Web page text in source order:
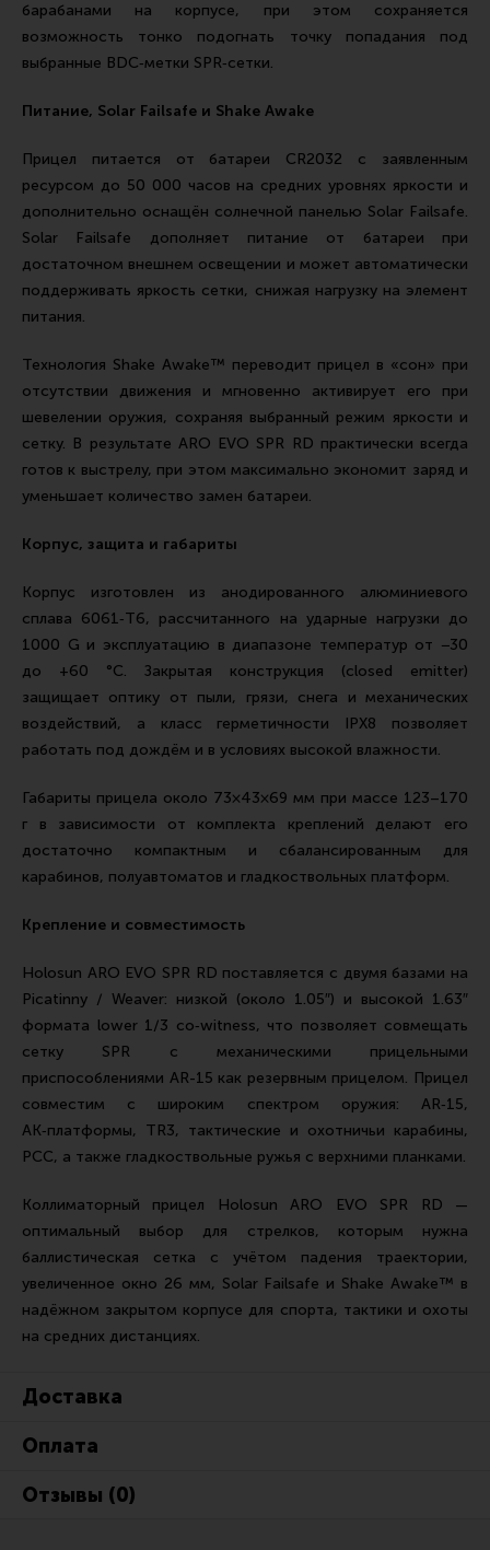
барабанами на корпусе, при этом сохраняется
возможность тонко подогнать точку попадания под
выбранные BDC‑метки SPR‑сетки.
Питание, Solar Failsafe и Shake Awake
Прицел питается от батареи CR2032 с заявленным
ресурсом до 50 000 часов на средних уровнях яркости и
дополнительно оснащён солнечной панелью Solar Failsafe.
Solar Failsafe дополняет питание от батареи при
достаточном внешнем освещении и может автоматически
поддерживать яркость сетки, снижая нагрузку на элемент
питания.
Технология Shake Awake™ переводит прицел в «сон» при
отсутствии движения и мгновенно активирует его при
шевелении оружия, сохраняя выбранный режим яркости и
сетку. В результате ARO EVO SPR RD практически всегда
готов к выстрелу, при этом максимально экономит заряд и
уменьшает количество замен батареи.
Корпус, защита и габариты
Корпус изготовлен из анодированного алюминиевого
сплава 6061‑T6, рассчитанного на ударные нагрузки до
1000 G и эксплуатацию в диапазоне температур от −30
до +60 °C. Закрытая конструкция (closed emitter)
защищает оптику от пыли, грязи, снега и механических
воздействий, а класс герметичности IPX8 позволяет
работать под дождём и в условиях высокой влажности.
Габариты прицела около 73×43×69 мм при массе 123–170
г в зависимости от комплекта креплений делают его
достаточно компактным и сбалансированным для
карабинов, полуавтоматов и гладкоствольных платформ.
Крепление и совместимость
Holosun ARO EVO SPR RD поставляется с двумя базами на
Picatinny / Weaver: низкой (около 1.05″) и высокой 1.63″
формата lower 1/3 co‑witness, что позволяет совмещать
сетку SPR с механическими прицельными
приспособлениями AR-15 как резервным прицелом. Прицел
совместим с широким спектром оружия: AR‑15,
АК‑платформы, TR3, тактические и охотничьи карабины,
PCC, а также гладкоствольные ружья с верхними планками.
Коллиматорный прицел Holosun ARO EVO SPR RD —
оптимальный выбор для стрелков, которым нужна
баллистическая сетка с учётом падения траектории,
увеличенное окно 26 мм, Solar Failsafe и Shake Awake™ в
надёжном закрытом корпусе для спорта, тактики и охоты
на средних дистанциях.
Доставка
Оплата
Отзывы (0)